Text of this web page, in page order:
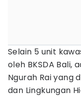
Selain 5 unit
oleh BKSDA Bali,
Ngurah Rai yang
dan Lingkungan